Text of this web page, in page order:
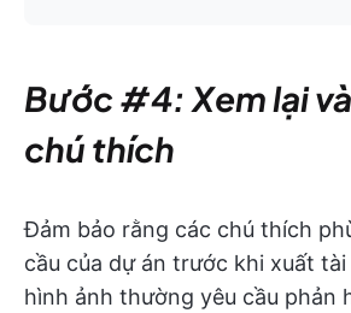
Bước #4: Xem lại
chú thích
Đảm bảo rằng các chú thích
cầu của dự án trước khi xuất
hình ảnh thường yêu cầu phản